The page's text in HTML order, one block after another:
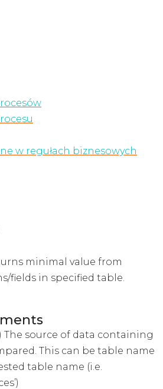
w regułach biznesowych
minimal value from
fields in specified table.
The source of data containing
This can be table name
table name (i.e.